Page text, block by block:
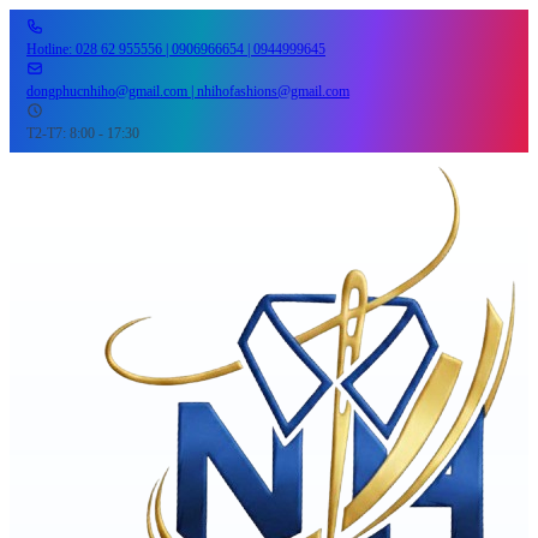
Hotline: 028 62 955556 | 0906966654 | 0944999645
dongphucnhiho@gmail.com | nhihofashions@gmail.com
T2-T7: 8:00 - 17:30